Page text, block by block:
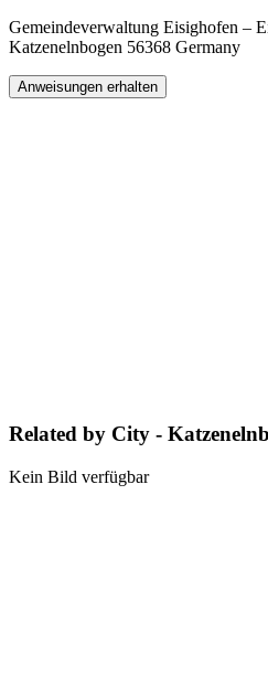
Gemeindeverwaltung Eisighofen –
Katzenelnbogen 56368 Germany
Anweisungen erhalten
Related by City -
Kein Bild verfügbar